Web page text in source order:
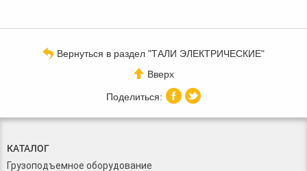
Вернуться в раздел "ТАЛИ ЭЛЕКТРИЧЕСКИЕ"
Вверх
КАТАЛОГ
Грузоподъемное оборудование